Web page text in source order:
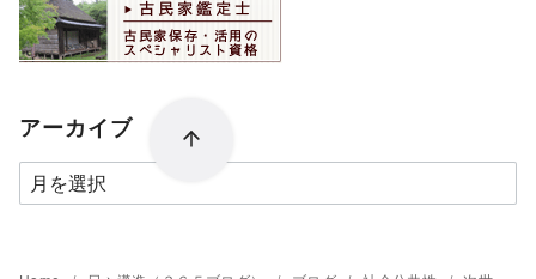
アーカイブ
ア
ー